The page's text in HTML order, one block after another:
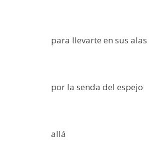
para llevarte en sus
por la senda del espejo
allá